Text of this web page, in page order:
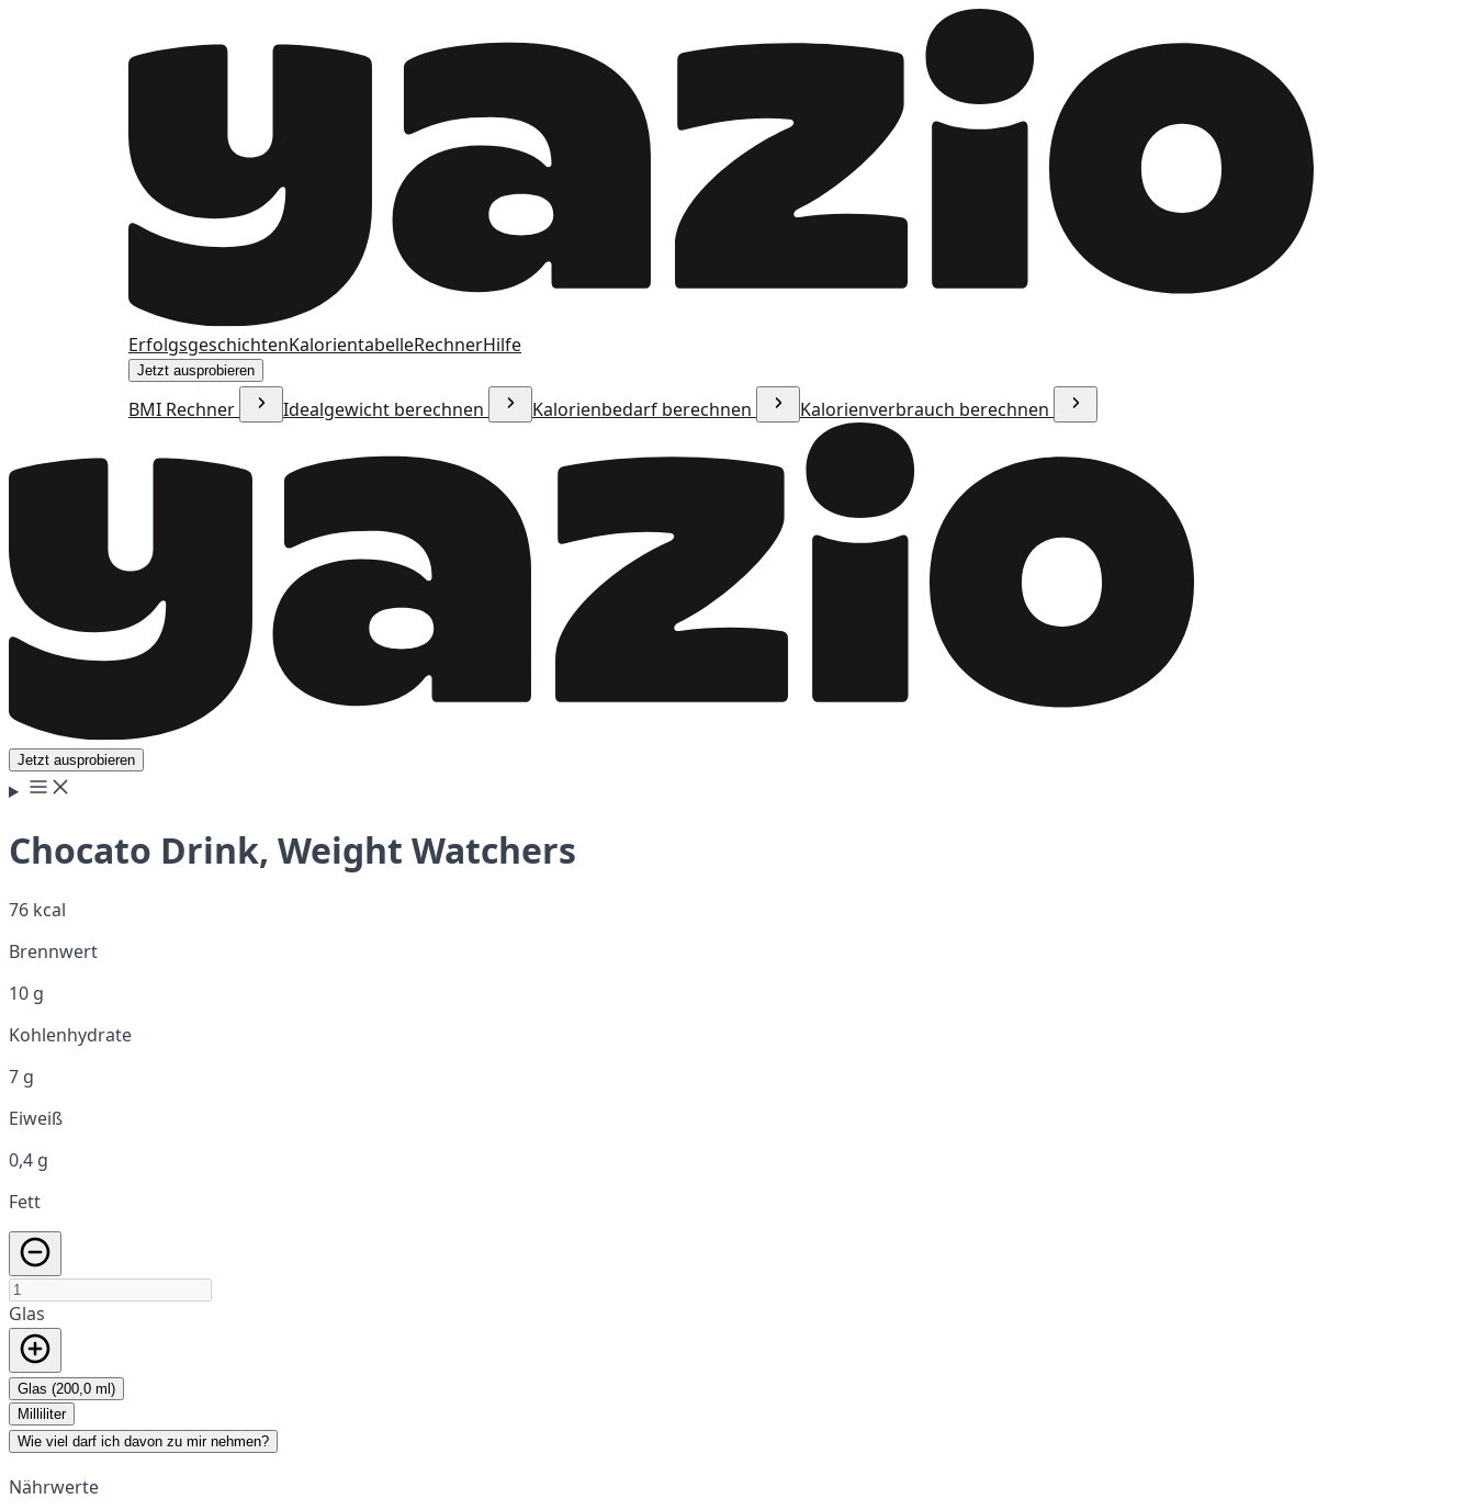
ErfolgsgeschichtenKalorientabelleRechnerHilfe
Jetzt ausprobieren
BMI Rechner Idealgewicht berechnen Kalorienbedarf berechnen Kalorienverbrauch berechnen
Jetzt ausprobieren
Chocato Drink, Weight Watchers
76 kcal
Brennwert
10 g
Kohlenhydrate
7 g
Eiweiß
0,4 g
Fett
Glas
Glas (200,0 ml)
Milliliter
Wie viel darf ich davon zu mir nehmen?
Nährwerte